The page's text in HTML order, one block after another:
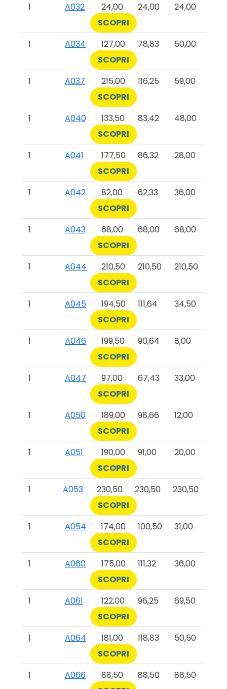
1
A032 24,00 24,00
24,00
SCOPRI
1
A034 127,00 78,83
50,00
SCOPRI
1
A037 215,00 116,25
59,00
SCOPRI
1
A040 133,50 83,42
48,00
SCOPRI
1
A041 177,50 86,32
28,00
SCOPRI
1
A042 82,00 62,33
36,00
SCOPRI
1
A043 68,00 68,00
68,00
SCOPRI
1
A044 210,50 210,50
210,50
SCOPRI
1
A045 194,50 111,64
34,50
SCOPRI
1
A046 199,50 90,64
8,00
SCOPRI
1
A047 97,00 67,43
33,00
SCOPRI
1
A050 189,00 98,66
12,00
SCOPRI
1
A051 190,00 91,00
20,00
SCOPRI
1
A053 230,50 230,50
230,50
SCOPRI
1
A054 174,00 100,50
31,00
SCOPRI
1
A060 175,00 111,32
36,00
SCOPRI
1
A061 122,00 96,25
69,50
SCOPRI
1
A064 181,00 118,83
50,50
SCOPRI
1
A066 88,50 88,50
88,50